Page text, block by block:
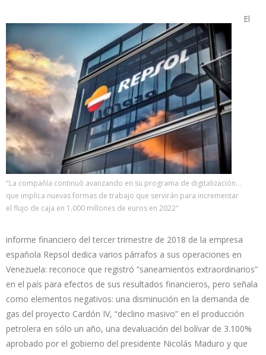
"La compañía continuó avanzando en su programa de digitalización...
que implica nuevas formas de trabajo que servirán para incrementar
el flujo de caja en 1.000 millones de euros en 2022"
El
informe financiero del tercer trimestre de 2018 de la empresa
española Repsol dedica varios párrafos a sus operaciones en
Venezuela: reconoce que registró “saneamientos extraordinarios”
en el país para efectos de sus resultados financieros, pero señala
como elementos negativos: una disminución en la demanda de
gas del proyecto Cardón IV, “declino masivo” en el producción
petrolera en sólo un año, una devaluación del bolívar de 3.100%
aprobado por el gobierno del presidente Nicolás Maduro y que